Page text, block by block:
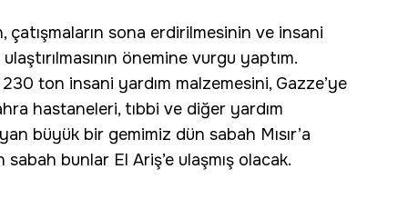
çatışmaların sona erdirilmesinin ve insani
önemine vurgu yaptım.
ton insani yardım malzemesini, Gazze’ye
hastaneleri, tıbbi ve diğer yardım
büyük bir gemimiz dün sabah Mısır’a
bunlar El Ariş’e ulaşmış olacak.